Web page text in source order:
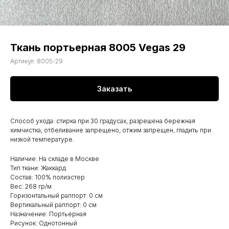
Ткань портьерная 8005 Vegas 29
Артикул: 8005-29
Заказать
Способ ухода: стирка при 30 градусах, разрешена бережная
химчистка, отбеливание запрещено, отжим запрещен, гладить при
низкой температуре.
Наличие: На складе в Москве
Тип ткани: Жаккард
Состав: 100% полиэстер
Вес: 268 гр/м
Горизонтальный раппорт: 0 см
Вертикальный раппорт: 0 см
Назначение: Портьерная
Рисунок: Однотонный